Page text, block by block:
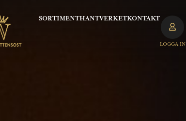
SORTIMENTHANTVERKETKONTAKT
LOGGA IN